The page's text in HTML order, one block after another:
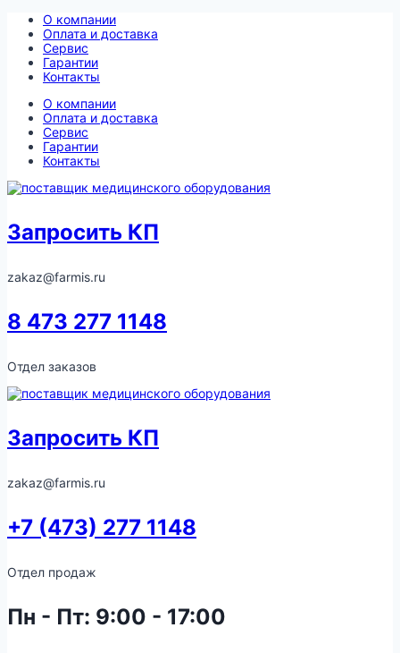
Перейти
содержимому
О компании
Оплата и доставка
Сервис
Гарантии
Контакты
О компании
Оплата и доставка
Сервис
Гарантии
Контакты
Запросить КП
zakaz@farmis.ru
8 473 277 1148
Отдел заказов
Запросить КП
zakaz@farmis.ru
+7 (473) 277 1148
Отдел продаж
Пн - Пт: 9:00 - 17:00